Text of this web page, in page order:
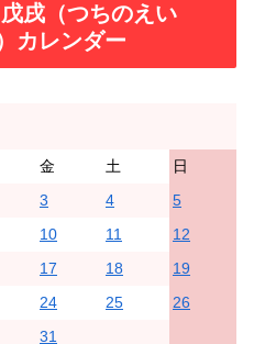
戌（つちのえい
カレンダー
金 土
日
3 4
5
10 11
12
17 18
19
24 25
26
31